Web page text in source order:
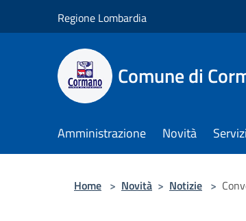
Regione Lombardia
Comune di
Amministrazione Novità Servizi
Home > Novità > Notizie >